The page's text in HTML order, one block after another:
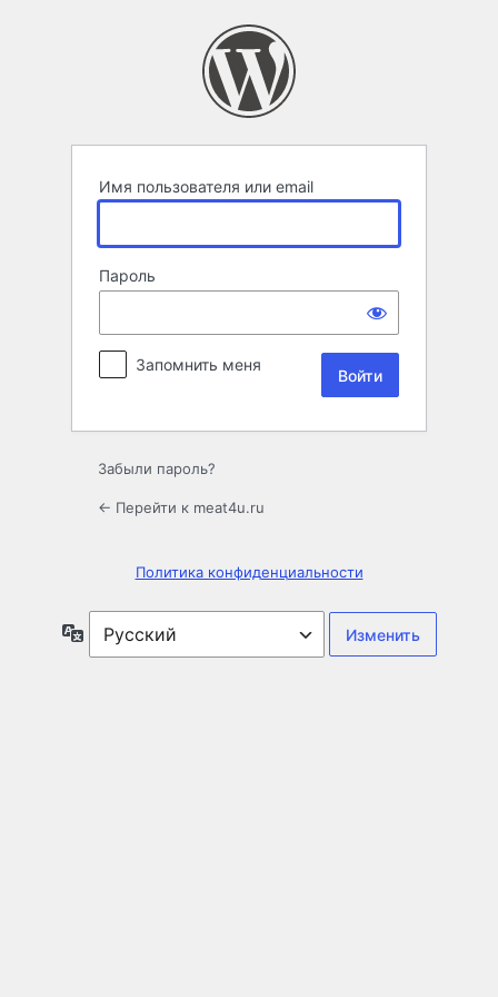
Имя пользователя или email
Пароль
Запомнить меня
Забыли пароль?
← Перейти к meat4u.ru
Политика конфиденциальности
Язык